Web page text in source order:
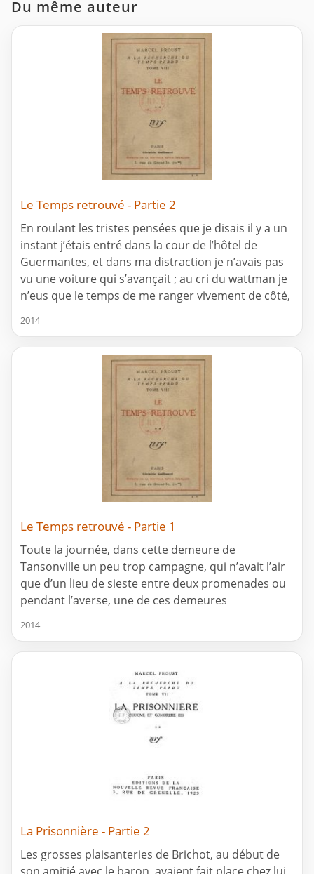
Du même auteur
Le Temps retrouvé - Partie 2
En roulant les tristes pensées que je disais il y a un
instant j’étais entré dans la cour de l’hôtel de
Guermantes, et dans ma distraction je n’avais pas
vu une voiture qui s’avançait ; au cri du wattman je
n’eus que le temps de me ranger vivement de côté,
2014
Le Temps retrouvé - Partie 1
Toute la journée, dans cette demeure de
Tansonville un peu trop campagne, qui n’avait l’air
que d’un lieu de sieste entre deux promenades ou
pendant l’averse, une de ces demeures
2014
La Prisonnière - Partie 2
Les grosses plaisanteries de Brichot, au début de